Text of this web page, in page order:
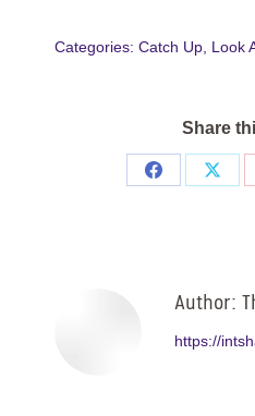
Categories: Catch Up Look
Share
Share
Author:
https://